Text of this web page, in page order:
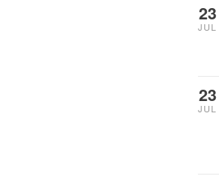
23
JUL
23
JUL